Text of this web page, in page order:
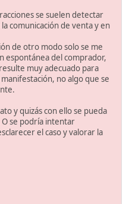
se suelen detectar
comunicación de venta y en
de otro modo solo se me
espontánea del comprador,
muy adecuado para
no algo que se
y quizás con ello se pueda
se podría intentar
el caso y valorar la